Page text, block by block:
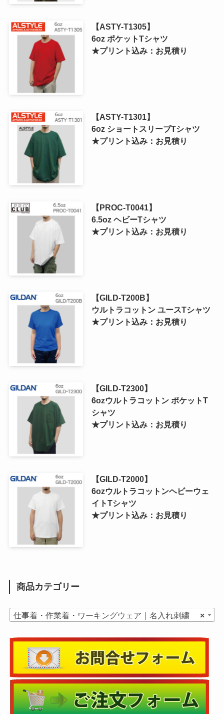
【ASTY-T1305】
6oz ポケットTシャツ
★プリント込み：お見積り
【ASTY-T1301】
6oz ショートスリーブTシャツ
★プリント込み：お見積り
【PROC-T0041】
6.5oz ヘビーTシャツ
★プリント込み：お見積り
【GILD-T200B】
ウルトラコットン ユースTシャツ
★プリント込み：お見積り
【GILD-T2300】
6ozウルトラコットン ポケットT
シャツ
★プリント込み：お見積り
【GILD-T2000】
6ozウルトラコットンヘビーウェ
イトTシャツ
★プリント込み：お見積り
商品カテゴリー
×
仕事着・作業着・ワーキングウェア｜名入れ刺繍